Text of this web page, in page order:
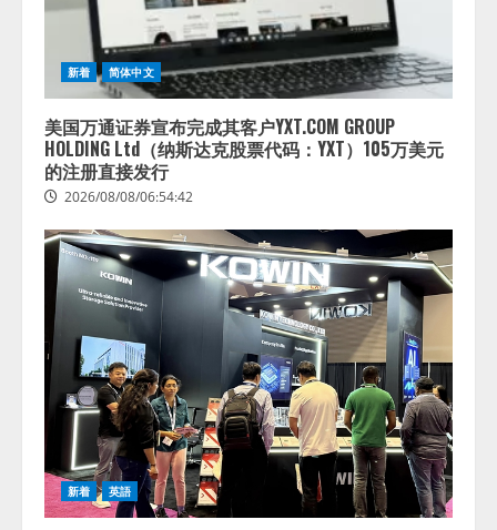
新着 简体中文
美国万通证券宣布完成其客户YXT.COM GROUP
HOLDING Ltd（纳斯达克股票代码：YXT）105万美元
的注册直接发行
2026/08/08/06:54:42
新着 英語